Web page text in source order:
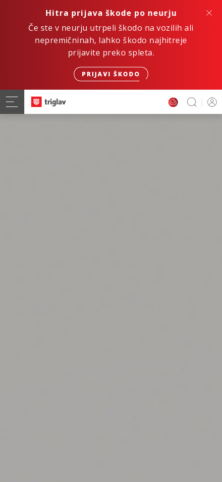
Hitra prijava škode po neurju
Če ste v neurju utrpeli škodo na vozilih ali
nepremičninah, lahko škodo najhitreje
prijavite preko spleta.
PRIJAVI ŠKODO